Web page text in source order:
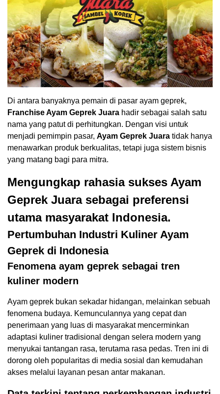
Di antara banyaknya pemain di pasar ayam geprek,
Franchise Ayam Geprek Juara hadir sebagai salah satu
nama yang patut di perhitungkan. Dengan visi untuk
menjadi pemimpin pasar, Ayam Geprek Juara tidak hanya
menawarkan produk berkualitas, tetapi juga sistem bisnis
yang matang bagi para mitra.
Mengungkap rahasia sukses Ayam
Geprek Juara sebagai preferensi
utama masyarakat Indonesia.
Pertumbuhan Industri Kuliner Ayam
Geprek di Indonesia
Fenomena ayam geprek sebagai tren
kuliner modern
Ayam geprek bukan sekadar hidangan, melainkan sebuah
fenomena budaya. Kemunculannya yang cepat dan
penerimaan yang luas di masyarakat mencerminkan
adaptasi kuliner tradisional dengan selera modern yang
menyukai tantangan rasa, terutama rasa pedas. Tren ini di
dorong oleh popularitas di media sosial dan kemudahan
akses melalui layanan pesan antar makanan.